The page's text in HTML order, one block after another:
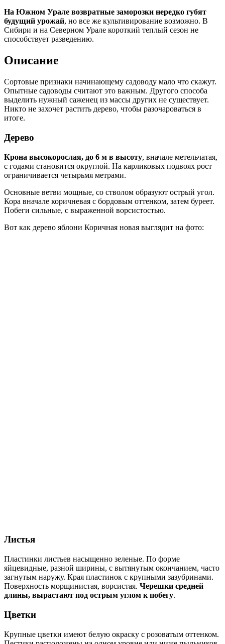
На Южном Урале возвратные заморозки нередко губят
будущий урожай, но все же культивирование возможно. В
Сибири и на Северном Урале короткий теплый сезон не
способствует разведению.
Описание
Сортовые признаки начинающему садоводу мало что скажут.
Опытные садоводы считают это важным. Другого способа
выделить нужный саженец из массы других не существует.
Никто не захочет растить дерево, чтобы разочароваться в
итоге.
Дерево
Крона высокорослая, до 6 м в высоту, вначале метельчатая,
с годами становится округлой. На карликовых подвоях рост
ограничивается четырьмя метрами.
Основные ветви мощные, со стволом образуют острый угол.
Кора вначале коричневая с бордовым оттенком, затем буреет.
Побеги сильные, с выраженной ворсистостью.
Вот как дерево яблони Коричная новая выглядит на фото:
Листья
Пластинки листьев насыщенно зеленые. По форме
яйцевидные, разной ширины, с вытянутым окончанием, часто
загнутым наружу. Края пластинок с крупными зазубринами.
Поверхность морщинистая, ворсистая. Черешки средней
длины, вырастают под острым углом к побегу.
Цветки
Крупные цветки имеют белую окраску с розоватым оттенком.